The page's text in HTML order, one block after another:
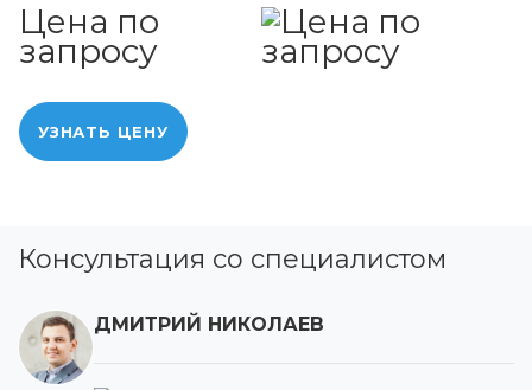
Цена по
запросу
УЗНАТЬ ЦЕНУ
Консультация со специалистом
ДМИТРИЙ НИКОЛАЕВ